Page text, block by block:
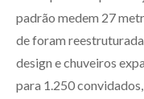
padrão medem 27
de foram
design e chuveiros
para 1.250